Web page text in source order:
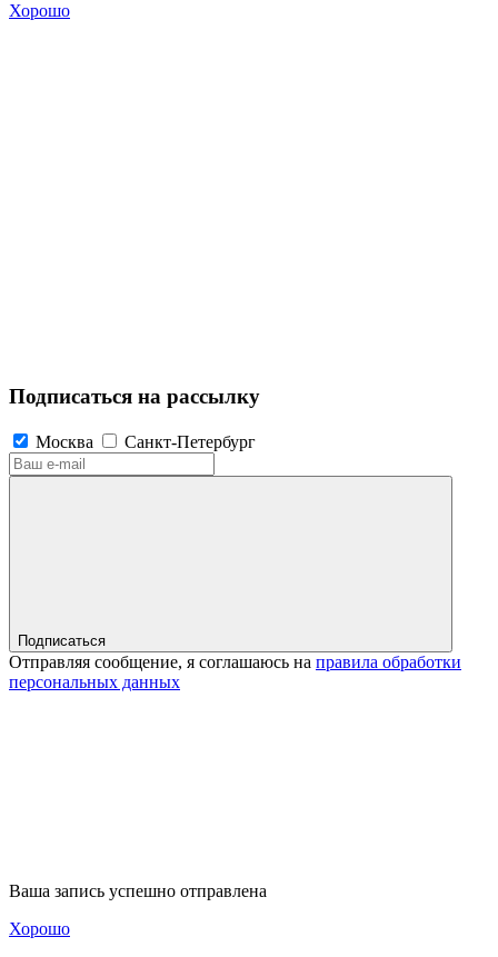
Хорошо
Подписаться на рассылку
Москва Санкт-Петербург
Подписаться
Отправляя сообщение, я соглашаюсь на правила обработки
персональных данных
Ваша запись успешно отправлена
Хорошо